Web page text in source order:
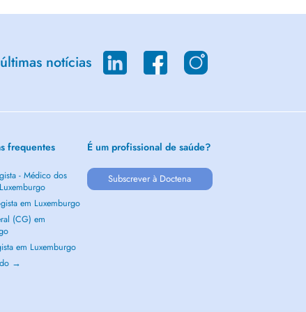
notícias
frequentes
- Médico dos
em Luxemburgo
(CG) em
em Luxemburgo
→
É um profissional de saúde?
Subscrever à Doctena